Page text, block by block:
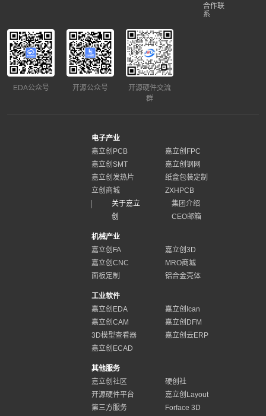
合作联
系
EDA公众号 开源公众号
开源硬件交流
群
电子产业
嘉立创PCB
嘉立创FPC
嘉立创SMT
嘉立创钢网
嘉立创发热片
纸盒包装定制
立创商城
ZXHPCB
关于嘉立
创
集团介绍
CEO邮箱
机械产业
嘉立创FA
嘉立创3D
嘉立创CNC
MRO商城
面板定制
铝合金壳体
工业软件
嘉立创EDA
嘉立创Ican
嘉立创CAM
嘉立创DFM
3D模型查看器
嘉立创云ERP
嘉立创ECAD
其他服务
嘉立创社区
硬创社
开源硬件平台
嘉立创Layout
第三方服务
Forface 3D